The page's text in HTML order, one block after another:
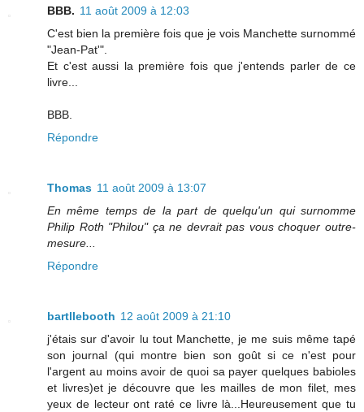
BBB. 11 août 2009 à 12:03
C'est bien la première fois que je vois Manchette surnommé
"Jean-Pat'".
Et c'est aussi la première fois que j'entends parler de ce
livre...
BBB.
Répondre
Thomas 11 août 2009 à 13:07
En même temps de la part de quelqu'un qui surnomme
Philip Roth "Philou" ça ne devrait pas vous choquer outre-
mesure...
Répondre
bartllebooth 12 août 2009 à 21:10
j'étais sur d'avoir lu tout Manchette, je me suis même tapé
son journal (qui montre bien son goût si ce n'est pour
l'argent au moins avoir de quoi sa payer quelques babioles
et livres)et je découvre que les mailles de mon filet, mes
yeux de lecteur ont raté ce livre là...Heureusement que tu